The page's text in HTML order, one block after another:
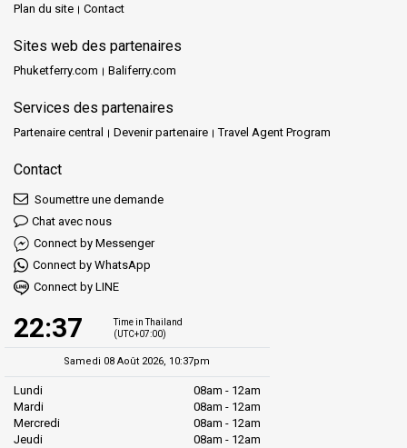
Plan du site
Contact
Sites web des partenaires
Phuketferry.com Baliferry.com
Services des partenaires
Partenaire central Devenir partenaire Travel Agent Program
Contact
Soumettre une demande
Chat avec nous
Connect by Messenger
Connect by WhatsApp
Connect by LINE
22:37
Time in Thailand
(UTC+07:00)
Samedi 08 Août 2026, 10:37pm
Lundi
08am - 12am
Mardi
08am - 12am
Mercredi
08am - 12am
Jeudi
08am - 12am